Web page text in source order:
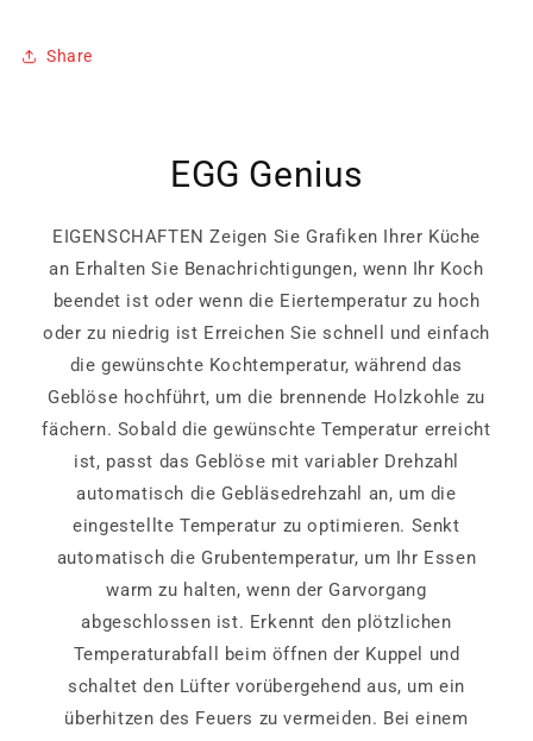
Share
EGG Genius
EIGENSCHAFTEN Zeigen Sie Grafiken Ihrer Küche
an Erhalten Sie Benachrichtigungen, wenn Ihr Koch
beendet ist oder wenn die Eiertemperatur zu hoch
oder zu niedrig ist Erreichen Sie schnell und einfach
die gewünschte Kochtemperatur, während das
Geblöse hochführt, um die brennende Holzkohle zu
fächern. Sobald die gewünschte Temperatur erreicht
ist, passt das Geblöse mit variabler Drehzahl
automatisch die Gebläsedrehzahl an, um die
eingestellte Temperatur zu optimieren. Senkt
automatisch die Grubentemperatur, um Ihr Essen
warm zu halten, wenn der Garvorgang
abgeschlossen ist. Erkennt den plötzlichen
Temperaturabfall beim öffnen der Kuppel und
schaltet den Lüfter vorübergehend aus, um ein
überhitzen des Feuers zu vermeiden. Bei einem